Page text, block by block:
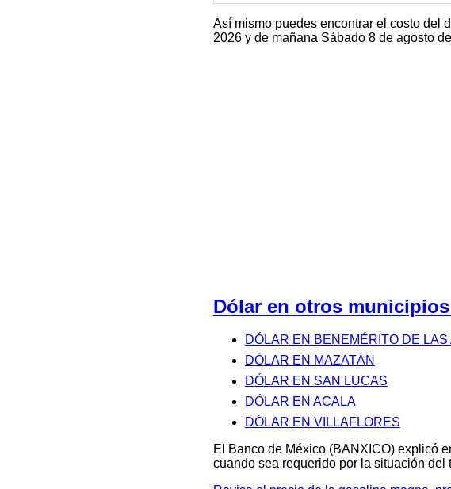
Así mismo puedes encontrar el costo del
2026 y de mañana Sábado 8 de agosto
Dólar en otros municipios
DÓLAR EN BENEMÉRITO DE LAS
DÓLAR EN MAZATÁN
DÓLAR EN SAN LUCAS
DÓLAR EN ACALA
DÓLAR EN VILLAFLORES
El Banco de México (BANXICO) explicó
cuando sea requerido por la situación